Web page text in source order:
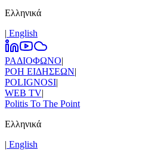
Ελληνικά
| Εnglish
ΡΑΔΙΟΦΩΝΟ|
ΡΟΗ ΕΙΔΗΣΕΩΝ|
POLIGNOSI|
WEB TV|
Politis To The Point
Ελληνικά
| Εnglish